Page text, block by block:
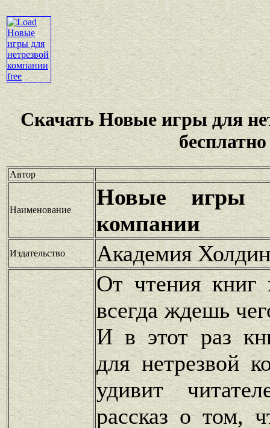
Скачать Новые игры для
бесплатно
Автор
Наименование
Новые игры
компании
Издательство Академия
От чтения книг
всегда ждешь
И в этот раз
для нетрезвой
удивит
рассказ о том,